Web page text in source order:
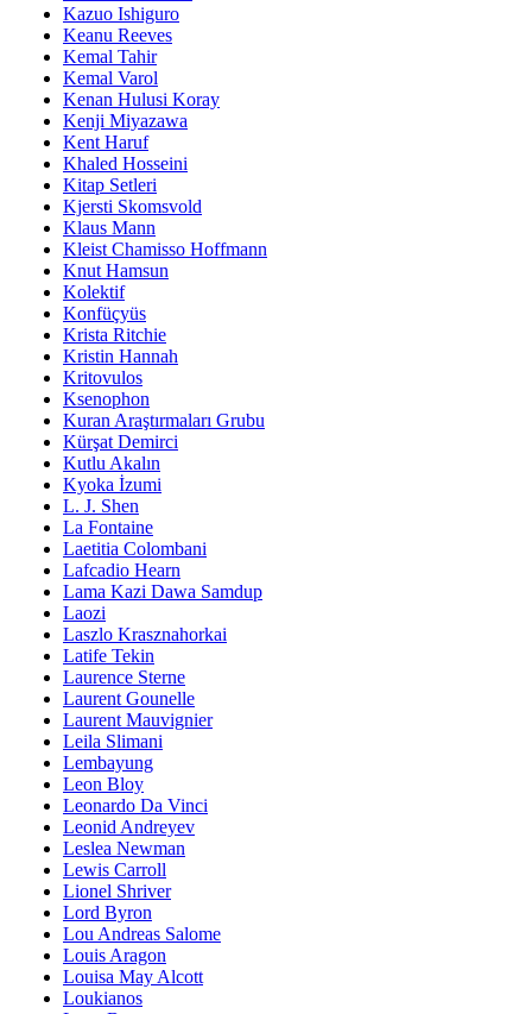
Kazuo Ishiguro
Keanu Reeves
Kemal Tahir
Kemal Varol
Kenan Hulusi Koray
Kenji Miyazawa
Kent Haruf
Khaled Hosseini
Kitap Setleri
Kjersti Skomsvold
Klaus Mann
Kleist Chamisso Hoffmann
Knut Hamsun
Kolektif
Konfüçyüs
Krista Ritchie
Kristin Hannah
Kritovulos
Ksenophon
Kuran Araştırmaları Grubu
Kürşat Demirci
Kutlu Akalın
Kyoka İzumi
L. J. Shen
La Fontaine
Laetitia Colombani
Lafcadio Hearn
Lama Kazi Dawa Samdup
Laozi
Laszlo Krasznahorkai
Latife Tekin
Laurence Sterne
Laurent Gounelle
Laurent Mauvignier
Leila Slimani
Lembayung
Leon Bloy
Leonardo Da Vinci
Leonid Andreyev
Leslea Newman
Lewis Carroll
Lionel Shriver
Lord Byron
Lou Andreas Salome
Louis Aragon
Louisa May Alcott
Loukianos